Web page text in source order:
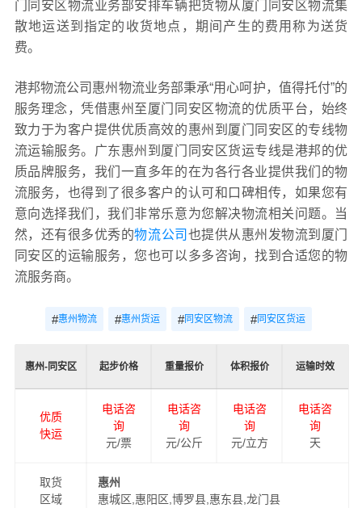
门同安区物流业务部安排车辆把货物从厦门同安区物流集
散地运送到指定的收货地点，期间产生的费用称为送货
费。
港邦物流公司惠州物流业务部秉承“用心呵护，值得托付”的
服务理念，凭借惠州至厦门同安区物流的优质平台，始终
致力于为客户提供优质高效的惠州到厦门同安区的专线物
流运输服务。广东惠州到厦门同安区货运专线是港邦的优
质品牌服务，我们一直多年的在为各行各业提供我们的物
流服务，也得到了很多客户的认可和口碑相传，如果您有
意向选择我们，我们非常乐意为您解决物流相关问题。当
然，还有很多优秀的物流公司 也提供从惠州发物流到厦门
同安区的运输服务，您也可以多多咨询，找到合适您的物
流服务商。
#惠州物流 #惠州货运 #同安区物流 #同安区货运
惠州-同安区 起步价格 重量报价 体积报价 运输时效
优质
快运
电话咨
询
元/票
电话咨
询
元/公斤
电话咨
询
元/立方
电话咨
询
天
取货
区域
惠州
惠城区,惠阳区,博罗县,惠东县,龙门县